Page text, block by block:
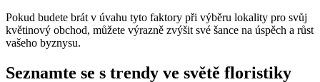
Pokud budete brát v úvahu tyto faktory při výběru lokality pro svůj
květinový obchod, můžete výrazně zvýšit své šance na úspěch a růst
vašeho byznysu.
Seznamte se s trendy ve světě floristiky